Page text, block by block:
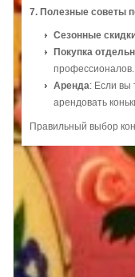
7. Полезные советы
Сезонные
Покупка
профессионалов.
Аренда: Если вы
арендовать
Правильный выбор